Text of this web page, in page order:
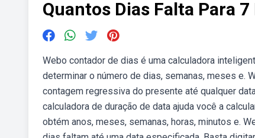
Quantos Dias Falta Para
Webo contador de dias é uma calculadora
determinar o número de dias, semanas, meses e.
contagem regressiva do presente até qualquer
calculadora de duração de data ajuda você a
obtém anos, meses, semanas, horas, minutos e.